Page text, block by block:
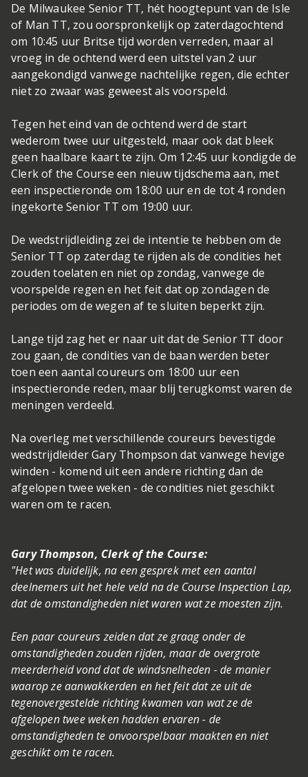
De Milwaukee Senior TT, hét hoogtepunt van de Isle
of Man TT, zou oorspronkelijk op zaterdagochtend
om 10:45 uur Britse tijd worden verreden, maar al
vroeg in de ochtend werd een uitstel van 2 uur
aangekondigd vanwege nachtelijke regen, die echter
niet zo zwaar was geweest als voorspeld.
Tegen het eind van de ochtend werd de start
wederom twee uur uitgesteld, maar ook dat bleek
geen haalbare kaart te zijn. Om 12:45 uur kondigde de
Clerk of the Course een nieuw tijdschema aan, met
een inspectieronde om 18:00 uur en de tot 4 ronden
ingekorte Senior TT om 19:00 uur.
De wedstrijdleiding zei de intentie te hebben om de
Senior TT op zaterdag te rijden als de condities het
zouden toelaten en niet op zondag, vanwege de
voorspelde regen en het feit dat op zondagen de
periodes om de wegen af te sluiten beperkt zijn.
Lange tijd zag het er naar uit dat de Senior TT door
zou gaan, de condities van de baan werden beter
toen een aantal coureurs om 18:00 uur een
inspectieronde reden, maar blij terugkomst waren de
meningen verdeeld.
Na overleg met verschillende coureurs bevestigde
wedstrijdleider Gary Thompson dat vanwege hevige
winden - komend uit een andere richting dan de
afgelopen twee weken - de condities niet geschikt
waren om te racen.
Gary Thompson, Clerk of the Course:
"Het was duidelijk, na een gesprek met een aantal
deelnemers uit het hele veld na de Course Inspection Lap,
dat de omstandigheden niet waren wat ze moesten zijn.
Een paar coureurs zeiden dat ze graag onder de
omstandigheden zouden rijden, maar de overgrote
meerderheid vond dat de windsnelheden - de manier
waarop ze aanwakkerden en het feit dat ze uit de
tegenovergestelde richting kwamen van wat ze de
afgelopen twee weken hadden ervaren - de
omstandigheden te onvoorspelbaar maakten en niet
geschikt om te racen.